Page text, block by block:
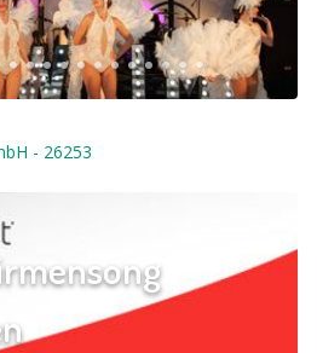
- 26253